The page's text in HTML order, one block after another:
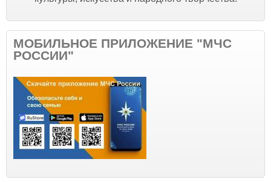
МОБИЛЬНОЕ ПРИЛОЖЕНИЕ "МЧС
РОССИИ"